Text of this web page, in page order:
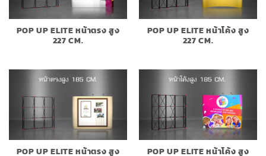
POP UP ELITE หน้าตรง สูง
227 CM.
POP UP ELITE หน้าโค้ง สูง
227 CM.
POP UP ELITE หน้าตรง สูง
POP UP ELITE หน้าโค้ง สูง